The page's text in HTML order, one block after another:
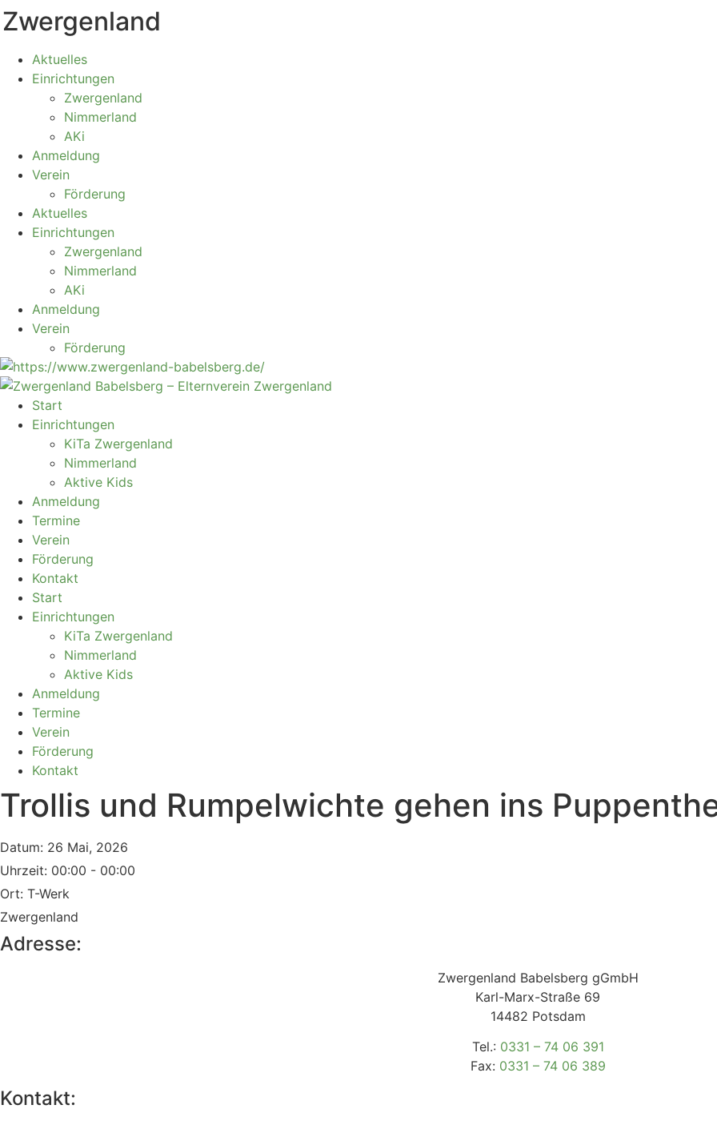
Zum
Inhalt
springen
Zwergenland
Aktuelles
Einrichtungen
Zwergenland
Nimmerland
AKi
Anmeldung
Verein
Förderung
Aktuelles
Einrichtungen
Zwergenland
Nimmerland
AKi
Anmeldung
Verein
Förderung
Start
Einrichtungen
KiTa Zwergenland
Nimmerland
Aktive Kids
Anmeldung
Termine
Verein
Förderung
Kontakt
Start
Einrichtungen
KiTa Zwergenland
Nimmerland
Aktive Kids
Anmeldung
Termine
Verein
Förderung
Kontakt
Trollis und Rumpelwichte gehen ins
Datum: 26 Mai, 2026
Uhrzeit: 00:00 - 00:00
Ort: T-Werk
Zwergenland
Adresse:
Zwergenland Babelsberg gGmbH
Karl-Marx-Straße 69
14482 Potsdam
Tel.: 0331 – 74 06 391
Fax: 0331 – 74 06 389
Kontakt: